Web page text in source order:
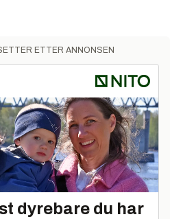
ETTER ANNONSEN
dyrebare du har